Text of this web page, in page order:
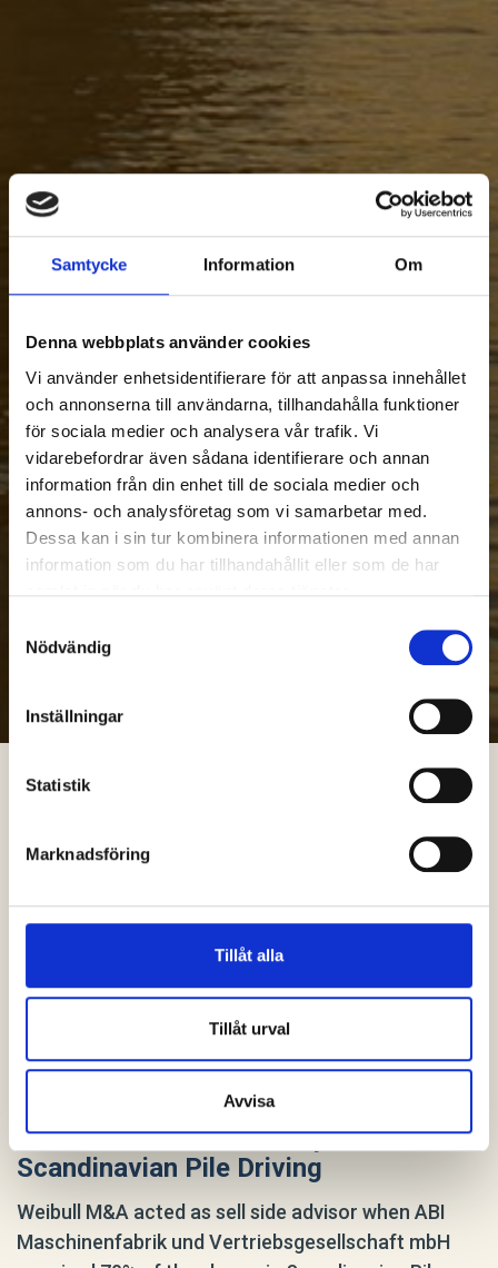
Samtycke Information Om
Denna webbplats använder cookies
Vi använder enhetsidentifierare för att anpassa innehållet
och annonserna till användarna, tillhandahålla funktioner
för sociala medier och analysera vår trafik. Vi
vidarebefordrar även sådana identifierare och annan
information från din enhet till de sociala medier och
annons- och analysföretag som vi samarbetar med.
Dessa kan i sin tur kombinera informationen med annan
information som du har tillhandahållit eller som de har
Nödvändig
Inställningar
Statistik
Marknadsföring
Tillåt alla
Tillåt urval
Avvisa
ABI Maschinenfabrik acquires 70% of
Scandinavian Pile Driving
Weibull M&A acted as sell side advisor when ABI
Maschinenfabrik und Vertriebsgesellschaft mbH